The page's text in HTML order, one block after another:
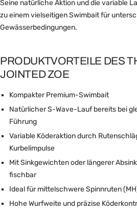
Seine natürliche Aktion und die variable
zu einem vielseitigen Swimbait für
Gewässerbedingungen.
PRODUKTVORTEILE DES
JOINTED ZOE
Kompakter Premium-Swimbait
Natürlicher S-Wave-Lauf bereits bei
Führung
Variable Köderaktion durch
Kurbelimpulse
Mit Sinkgewichten oder längerer
fischbar
Ideal für mittelschwere Spinnruten
Hohe Wurfweite und präzise